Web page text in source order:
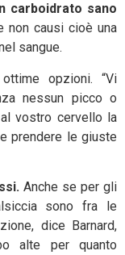
carboidrato sano
non causi cioè una
sangue.
opzioni. “Vi
nessun picco o
vostro cervello la
prendere le giuste
Anche se per gli
sono fra le
dice Barnard,
alte per quanto